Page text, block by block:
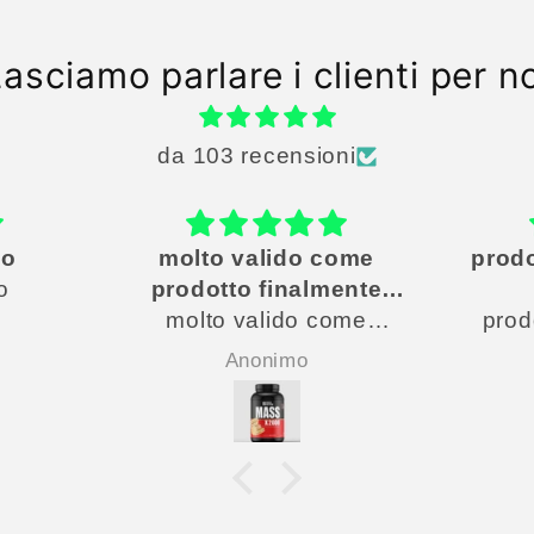
parlare i clienti per
da 103 recensioni
come
un
che
il
prodotto molto utile per
me in
prodotto molto utile per
me in inverno
Anonimo